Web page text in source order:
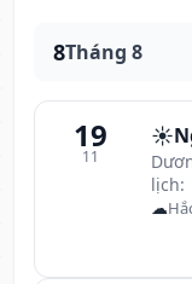
8Tháng 8
19
11
☀️
lịch:
☁